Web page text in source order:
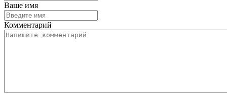
Ваше имя
Комментарий